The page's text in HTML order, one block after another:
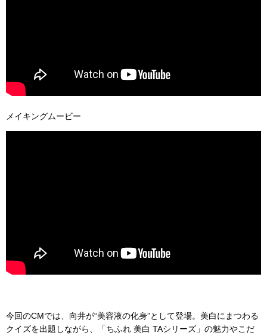
メイキングムービー
今回のCMでは、向井が“美容液の化身”として登場。美白にまつわる
クイズを出題しながら、「ちふれ 美白 TAシリーズ」の魅力やこだ